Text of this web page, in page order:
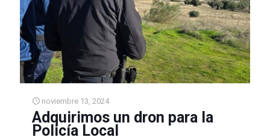
noviembre 13, 2024
Adquirimos un dron para la
Policía Local